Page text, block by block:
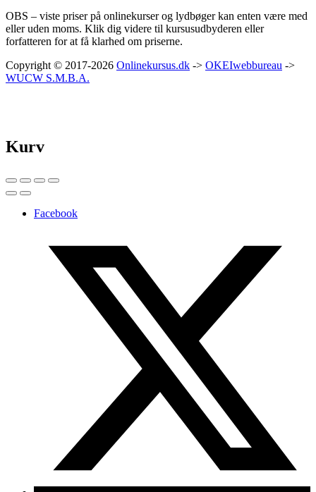
OBS – viste priser på onlinekurser og lydbøger kan enten være med
eller uden moms. Klik dig videre til kursusudbyderen eller
forfatteren for at få klarhed om priserne.
Copyright © 2017-2026 Onlinekursus.dk -> OKEIwebbureau ->
WUCW S.M.B.A.
Kurv
Facebook